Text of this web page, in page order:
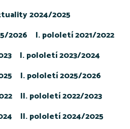
2024/2025
2026
I. pololetí 2021/2022
I. pololetí 2023/2024
I. pololetí 2025/2026
II. pololetí 2022/2023
II. pololetí 2024/2025